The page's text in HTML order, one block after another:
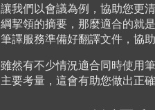
讓我們以會議為例，協助您更
綱挈領的摘要，那麼適合的就
筆譯服務準備好翻譯文件，協
雖然有不少情況適合同時使用
主要考量，這會有助您做出正